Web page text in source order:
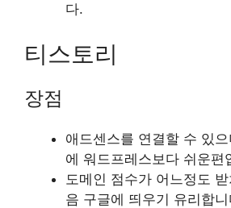
다.
티스토리
장점
애드센스를 연결할 수 있
에 워드프레스보다 쉬운편
도메인 점수가 어느정도
음 구글에 띄우기 유리합니